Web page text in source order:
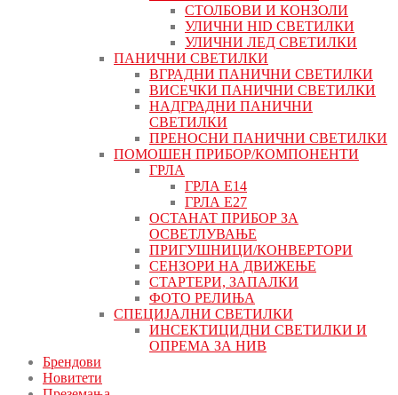
СТОЛБОВИ И КОНЗОЛИ
УЛИЧНИ HID СВЕТИЛКИ
УЛИЧНИ ЛЕД СВЕТИЛКИ
ПАНИЧНИ СВЕТИЛКИ
ВГРАДНИ ПАНИЧНИ СВЕТИЛКИ
ВИСЕЧКИ ПАНИЧНИ СВЕТИЛКИ
НАДГРАДНИ ПАНИЧНИ
СВЕТИЛКИ
ПРЕНОСНИ ПАНИЧНИ СВЕТИЛКИ
ПОМОШЕН ПРИБОР/КОМПОНЕНТИ
ГРЛА
ГРЛА Е14
ГРЛА Е27
ОСТАНАТ ПРИБОР ЗА
ОСВЕТЛУВАЊЕ
ПРИГУШНИЦИ/КОНВЕРТОРИ
СЕНЗОРИ НА ДВИЖЕЊЕ
СТАРТЕРИ, ЗАПАЛКИ
ФОТО РЕЛИЊА
СПЕЦИЈАЛНИ СВЕТИЛКИ
ИНСЕКТИЦИДНИ СВЕТИЛКИ И
ОПРЕМА ЗА НИВ
Брендови
Новитети